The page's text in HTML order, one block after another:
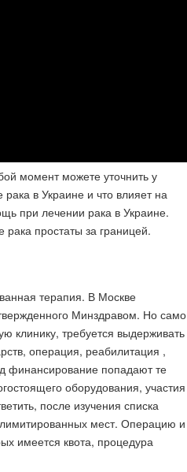
момент можете уточнить у
в Украине и что влияет на
при лечении рака в Украине.
простаты за границей.
терапия. В Москве
Минздравом. Но само
клинику, требуется выдерживать
операция, реабилитация ,
финансирование попадают те
оборудования, участия
после изучения списка
мест. Операцию и
имеется квота, процедура